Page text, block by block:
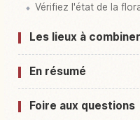
Vérifiez l'état de la
Les lieux à
En résumé
Foire aux questions